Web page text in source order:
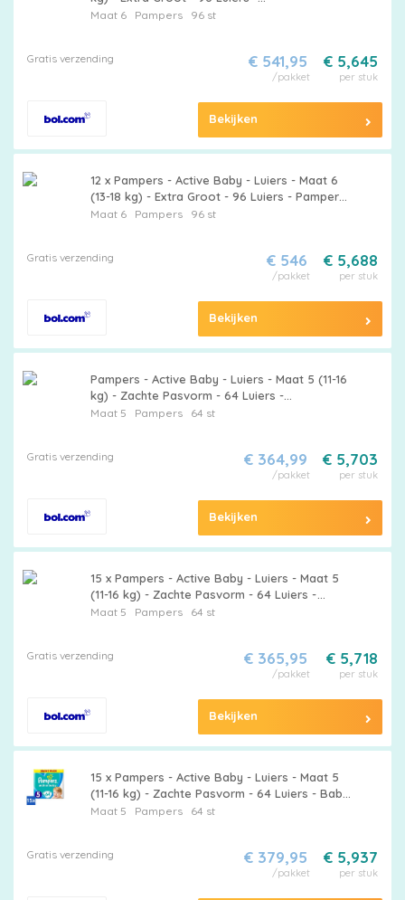
Voordeelverpakking - 12 stuks
Maat 6 Pampers96 st
Gratis verzending € 5,645
per stuk
€ 541,95
/pakket
Bekijken
12 x Pampers - Active Baby - Luiers - Maat 6
(13-18 kg) - Extra Groot - 96 Luiers - Pampers
Luiers - Baby Luiers - Luiers Maat 6 - Luiers
Maat 6 Pampers96 st
Gratis verzending € 5,688
per stuk
€ 546
/pakket
Bekijken
Pampers - Active Baby - Luiers - Maat 5 (11-16
kg) - Zachte Pasvorm - 64 Luiers -
Bulkverpakking - 15 stuks
Maat 5 Pampers64 st
Gratis verzending € 5,703
per stuk
€ 364,99
/pakket
Bekijken
15 x Pampers - Active Baby - Luiers - Maat 5
(11-16 kg) - Zachte Pasvorm - 64 Luiers -
Droge Huid - Nachtrust - Babyvoeding -
Maat 5 Pampers64 st
Gratis verzending € 5,718
per stuk
€ 365,95
/pakket
Bekijken
15 x Pampers - Active Baby - Luiers - Maat 5
(11-16 kg) - Zachte Pasvorm - 64 Luiers - Baby
Luier - Droge Huid - Luchtdoorlatende Luier -
Maat 5 Pampers64 st
Gratis verzending € 5,937
per stuk
€ 379,95
/pakket